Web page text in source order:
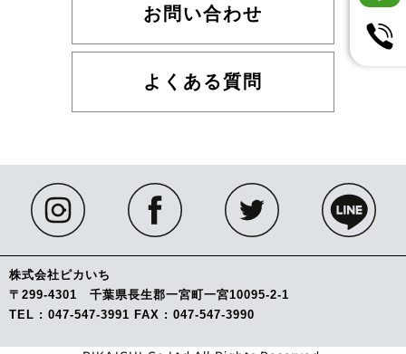
お問い合わせ
よくある質問
株式会社ピカいち
〒299-4301 千葉県長生郡一宮町一宮10095-2-1
TEL : 047-547-3991 FAX : 047-547-3990